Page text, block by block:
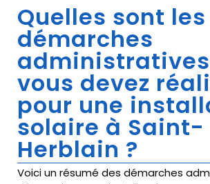
Quelles sont les
démarches
vous devez
pour une
solaire à Saint-
Herblain ?
Voici un résumé des démarches